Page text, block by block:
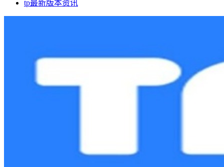
tp最新版本资讯